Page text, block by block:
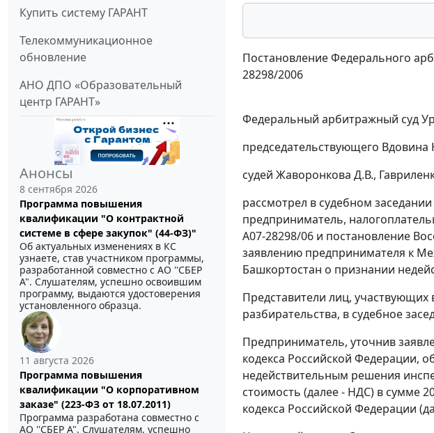
Купить систему ГАРАНТ
Телекоммуникационное
обновление
АНО ДПО «Образовательный
центр ГАРАНТ»
Анонсы
8 сентября 2026
Программа повышения
квалификации "О контрактной
системе в сфере закупок" (44-ФЗ)"
Об актуальных изменениях в КС
узнаете, став участником программы,
разработанной совместно с АО ''СБЕР
А". Слушателям, успешно освоившим
программу, выдаются удостоверения
установленного образца.
11 августа 2026
Программа повышения
квалификации "О корпоративном
заказе" (223-ФЗ от 18.07.2011)
Программа разработана совместно с
АО ''СБЕР А". Слушателям, успешно
Постановление Федерального
28298/2006
Федеральный арбитражный суд
председательствующего Вдовина
судей Жаворонкова Д.В.,
рассмотрел в судебном
предприниматель,
А07-28298/06 и постановление
заявлению предпринимателя к
Башкортостан о признании
Представители лиц,
разбирательства, в судебное
Предприниматель, уточнив
кодекса Российской Федерации,
недействительным решения
стоимость (далее - НДС) в сумме
кодекса Российской Федерации